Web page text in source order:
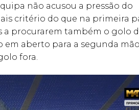
não acusou a pressão do
critério do que na primeira
a procurarem também o golo
aberto para a segunda mão,
fora.